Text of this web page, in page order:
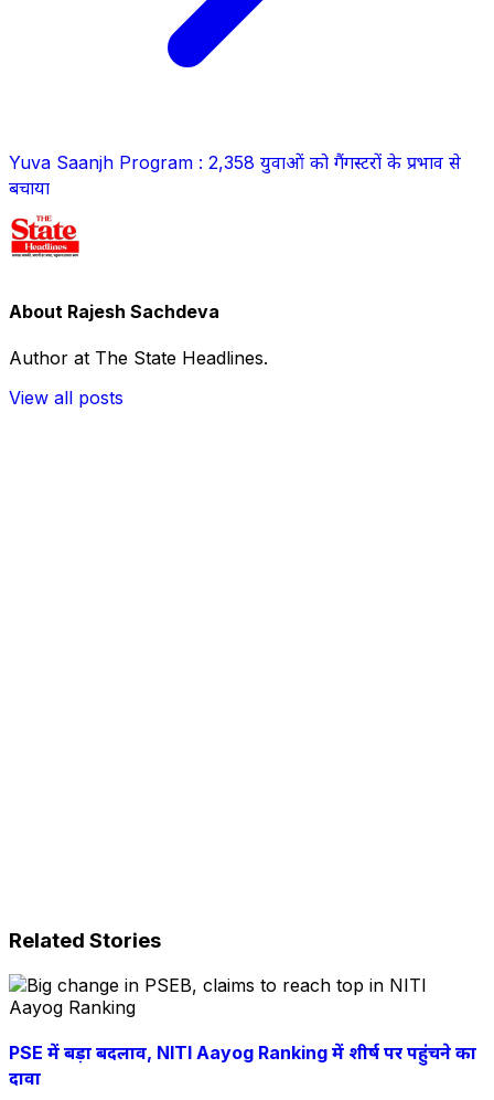
Yuva Saanjh Program : 2,358 युवाओं को गैंगस्टरों के प्रभाव से
बचाया
About Rajesh Sachdeva
Author at The State Headlines.
View all posts
Related Stories
PSE में बड़ा बदलाव, NITI Aayog Ranking में शीर्ष पर पहुंचने का
दावा